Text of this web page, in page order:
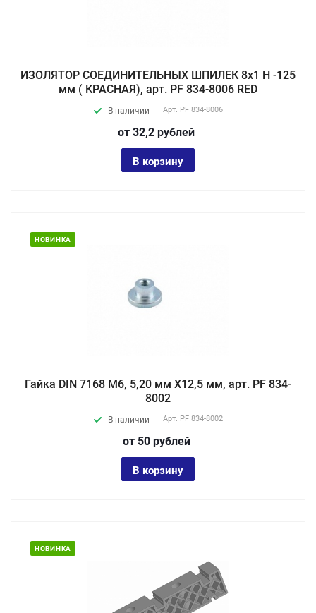
ИЗОЛЯТОР СОЕДИНИТЕЛЬНЫХ ШПИЛЕК 8х1 Н -125
мм ( КРАСНАЯ), арт. PF 834-8006 RED
В наличии Арт. PF 834-8006
от 32,2 рублей
В корзину
НОВИНКА
Гайка DIN 7168 М6, 5,20 мм X12,5 мм, арт. PF 834-
8002
В наличии Арт. PF 834-8002
от 50 рублей
В корзину
НОВИНКА